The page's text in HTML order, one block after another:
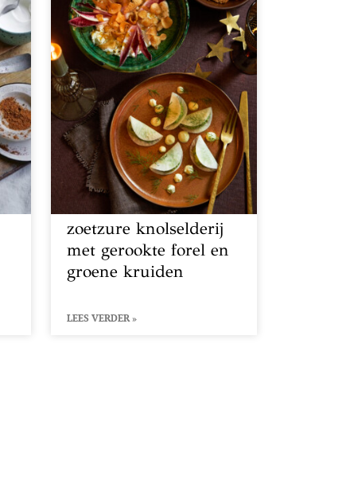
zoetzure knolselderij
met gerookte forel en
groene kruiden
LEES VERDER »